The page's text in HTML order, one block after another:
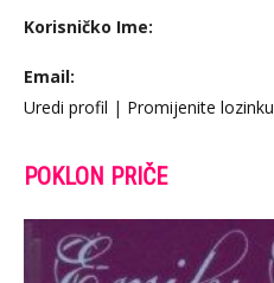
Korisničko Ime:
Email:
Uredi profil | Promijenite lozinku
POKLON PRIČE